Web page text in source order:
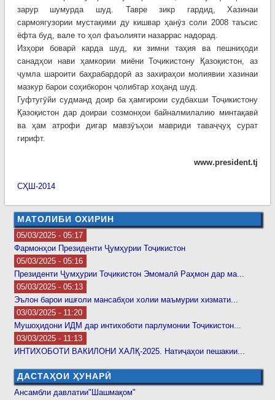
зарур шумурда шуд. Тавре зикр гардид, Хазинаи
сармоягузории мустақими ду кишвар ҳанӯз соли 2008 таъсис
ёфта буд, вале то ҳол фаъолияти назаррас надорад.
Изҳори боварӣ карда шуд, ки зимни таҳия ва пешниҳоди
санадҳои нави ҳамкории миёни Тоҷикистону Қазоқистон, аз
ҷумла шароити баҳрабардорӣ аз захираҳои молиявии хазинаи
мазкур барои соҳибкорон ҷолибтар хоҳанд шуд.
Гуфтугӯйи судманд доир ба ҳамгироии судбахши Тоҷикистону
Қазоқистон дар доираи созмонҳои байналмилалию минтақавӣ
ва ҳам атрофи дигар мавзӯъҳои мавриди таваҷҷуҳ сурат
гирифт.
www.president.tj
СҲШ-2014
МАТОЛИБИ ОХИРИН
05/03/2025 - 05:17
Фармонҳои Президенти Ҷумҳурии Тоҷикистон
05/03/2025 - 05:16
Президенти Ҷумҳурии Тоҷикистон Эмомалӣ Раҳмон дар ма...
05/03/2025 - 05:13
Эълон барои ишғоли мансабҳои холии маъмурии хизмати...
03/03/2025 - 11:20
Мушоҳидони ИДМ дар интихоботи парлумонии Тоҷикистон...
03/03/2025 - 11:13
ИНТИХОБОТИ ВАКИЛОНИ ХАЛҚ-2025. Натиҷаҳои пешакии...
ДАСТАҲОИ ҲУНАРӢ
Ансамбли давлатии"Шашмақом"